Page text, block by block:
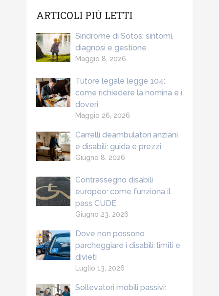
ARTICOLI PIÙ LETTI
Sindrome di Sotos: sintomi,
diagnosi e gestione
Maggio 8, 2026
Tutore legale legge 104:
come richiedere la nomina e i
doveri
Maggio 26, 2026
Carrelli deambulatori anziani
e disabili: guida e prezzi
Giugno 8, 2026
Contrassegno disabili
europeo: come funziona il
pass CUDE
Giugno 23, 2026
Dove non possono
parcheggiare i disabili: limiti e
divieti
Luglio 13, 2026
Sollevatori mobili passivi: